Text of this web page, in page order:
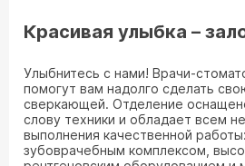
Красивая улыбка –
Улыбнитесь с нами! Врачи-
помогут вам надолго сделать
сверкающей. Отделение
слову техники и обладает всем
выполнения качественной
зубоврачебным комплексом,